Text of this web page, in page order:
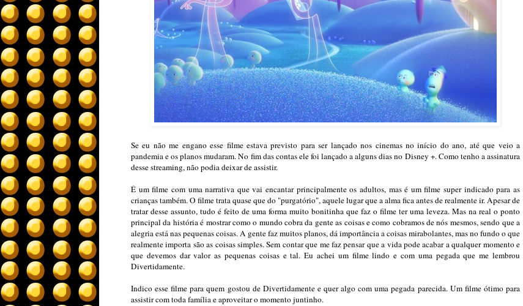
Se eu não me engano esse filme estava previsto para ser lançado nos cinemas no início do ano, até que veio a
pandemia e os planos mudaram. No fim das contas ele foi lançado a alguns dias no Disney +. Como tenho a assinatura
desse streaming, não podia deixar de assistir.
É um filme com uma narrativa que vai encantar principalmente os adultos, mas é um filme super indicado para as
crianças também. O filme trata quase que do "purgatório", aquele lugar que a alma fica antes de realmente ir. Apesar de
tratar desse assunto, tudo é feito de uma forma muito bonitinha que faz o filme ter uma leveza. Mas na real o ponto
principal da história é mostrar como o mundo cobra da gente as coisas e como cobramos de nós mesmos, sendo que a
alegria está nas pequenas coisas. A gente faz muitos planos, dá importância a coisas mirabolantes, mas no fundo o que
realmente importa são as coisas simples. Sem contar que me faz pensar que a vida pode acabar a qualquer momento e
que devemos dar valor as pequenas coisas e tal. Eu achei um filme lindo e com uma pegada que me lembrou
Divertidamente.
Indico esse filme para quem gostou de Divertidamente e quer algo com uma pegada parecida. Um filme ótimo para
assistir com toda família e aproveitar o momento juntinho.